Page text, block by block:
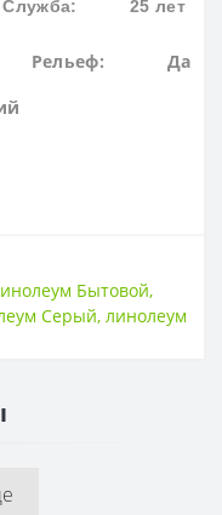
Служба: 25 лет
Рельеф: Да
Двойная
Бытовой,
Серый, линолеум